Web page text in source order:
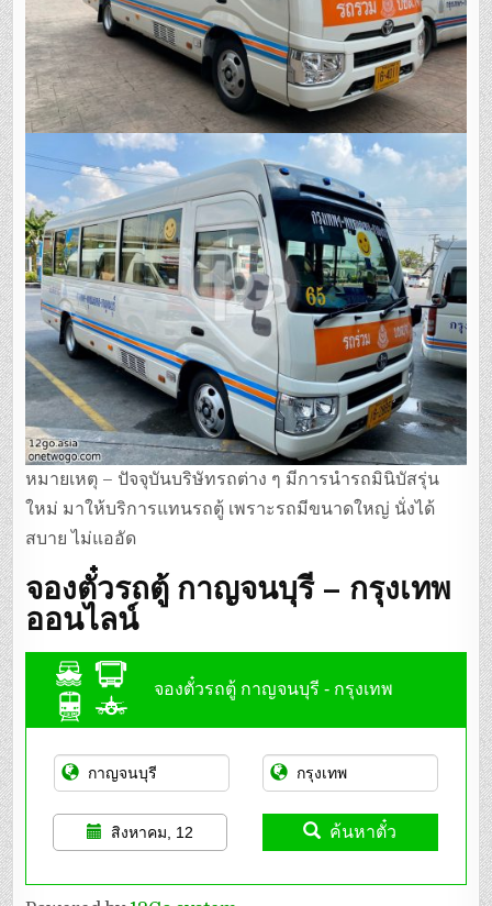
หมายเหตุ – ปัจจุบันบริษัทรถต่าง ๆ มีการนำรถมินิบัสรุ่น
ใหม่ มาให้บริการแทนรถตู้ เพราะรถมีขนาดใหญ่ นั่งได้
สบาย ไม่แออัด
จองตั๋วรถตู้ กาญจนบุรี – กรุงเทพ
ออนไลน์
จองตั๋วรถตู้ กาญจนบุรี - กรุงเทพ
สิงหาคม, 12 ค้นหาตั๋ว